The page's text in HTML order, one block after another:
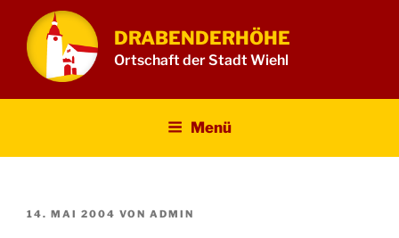
Inhalt
springen
DRABENDERHÖHE
Ortschaft der Stadt Wiehl
Menü
VERÖFFENTLICHT
14. MAI 2004 VON ADMIN